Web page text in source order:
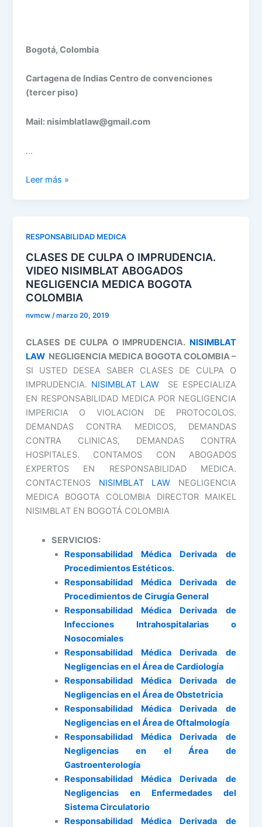
Bogotá, Colombia
Cartagena de Indias Centro de convenciones
(tercer piso)
Mail: nisimblatlaw@gmail.com
…
CLASES
VIDEO
LAW
NEGLIGENCIA
MEDICA
BOGOTA
COLOMBIA
Leer más »
RESPONSABILIDAD MEDICA
CLASES DE CULPA O IMPRUDENCIA.
VIDEO NISIMBLAT ABOGADOS
NEGLIGENCIA MEDICA BOGOTA
COLOMBIA
nvmcw /marzo 20, 2019
CLASES DE CULPA O IMPRUDENCIA. NISIMBLAT
LAW NEGLIGENCIA MEDICA BOGOTA COLOMBIA –
SI USTED DESEA SABER CLASES DE CULPA O
IMPRUDENCIA. NISIMBLAT LAW SE ESPECIALIZA
EN RESPONSABILIDAD MEDICA POR NEGLIGENCIA
IMPERICIA O VIOLACION DE PROTOCOLOS.
DEMANDAS CONTRA MEDICOS, DEMANDAS
CONTRA CLINICAS, DEMANDAS CONTRA
HOSPITALES. CONTAMOS CON ABOGADOS
EXPERTOS EN RESPONSABILIDAD MEDICA.
CONTACTENOS NISIMBLAT LAW NEGLIGENCIA
MEDICA BOGOTA COLOMBIA DIRECTOR MAIKEL
NISIMBLAT EN BOGOTÁ COLOMBIA
SERVICIOS:
Responsabilidad Médica Derivada de
Procedimientos Estéticos.
Responsabilidad Médica Derivada de
Procedimientos de Cirugía General
Responsabilidad Médica Derivada de
Infecciones Intrahospitalarias o
Nosocomiales
Responsabilidad Médica Derivada de
Negligencias en el Área de Cardiología
Responsabilidad Médica Derivada de
Negligencias en el Área de Obstetricia
Responsabilidad Médica Derivada de
Negligencias en el Área de Oftalmología
Responsabilidad Médica Derivada de
Negligencias en el Área de
Gastroenterología
Responsabilidad Médica Derivada de
Negligencias en Enfermedades del
Sistema Circulatorio
Responsabilidad Médica Derivada de